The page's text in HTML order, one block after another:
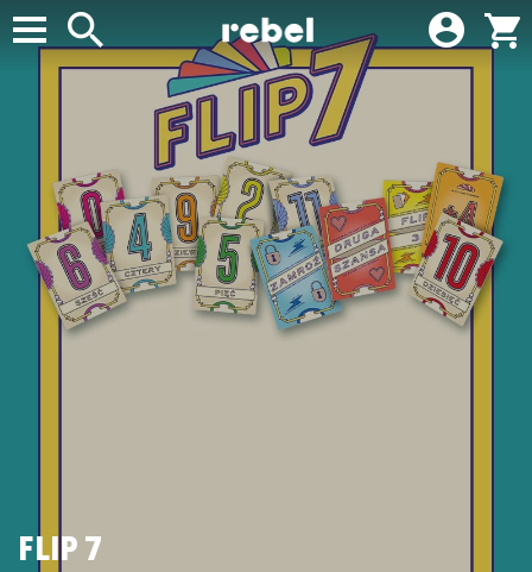
FLIP 7